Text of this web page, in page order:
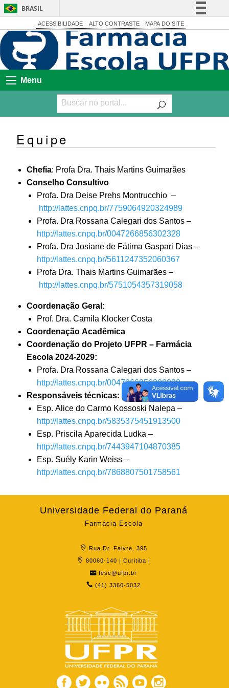
BRASIL
Simplifique!
Comunica BR
Participe
Acesso à informação
Canais
ACESSIBILIDADE ALTO CONTRASTE MAPA DO SITE
Menu
Equipe
Chefia: Profa Dra. Thais Martins Guimarães
Conselho Consultivo
Profa. Dra Deise Prehs Montrucchio –
http://lattes.cnpq.br/7759064920324989
Profa. Dra Rossana Calegari dos Santos –
http://lattes.cnpq.br/0047266856302328
Profa. Dra Josiane de Fátima Gaspari Dias –
http://lattes.cnpq.br/5611247352060367
Profa Dra. Thais Martins Guimarães –
http://lattes.cnpq.br/5751054357319058
Coordenação Geral:
Prof. Dra. Camila Klocker Costa
Coordenação Acadêmica
Coordenação do Projeto UFPR – Farmácia
Escola 2024-2029:
Profa. Dra Rossana Calegari dos Santos –
http://lattes.cnpq.br/0047266856302328
Responsáveis técnicas:
Esp. Alice do Carmo Kossoski Nalepa –
http://lattes.cnpq.br/5835375451913500
Esp. Priscila Aparecida Ludka –
http://lattes.cnpq.br/7443947104870385
Esp. Suély Karin Weiss –
http://lattes.cnpq.br/7868807501758561
Universidade Federal do Paraná
Farmácia Escola
Rua Dr. Faivre, 395
80060-140 | Curitiba |
fesc@ufpr.br
(41) 3360-5032